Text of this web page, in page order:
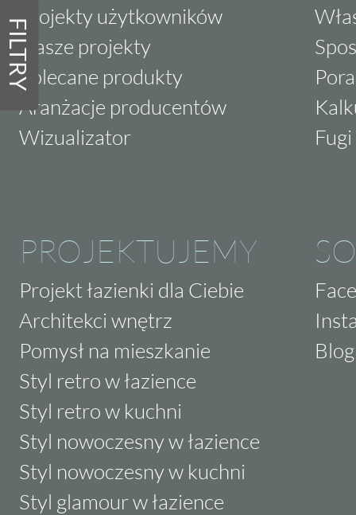
FILTRY
Projekty użytkowników
Nasze projekty
Polecane produkty
Aranżacje producentów
Wizualizator
PROJEKTUJEMY
Projekt łazienki dla Ciebie
Architekci wnętrz
Pomysł na mieszkanie
Styl retro w łazience
Styl retro w kuchni
Styl nowoczesny w łazience
Styl nowoczesny w kuchni
Styl glamour w łazience
Blog